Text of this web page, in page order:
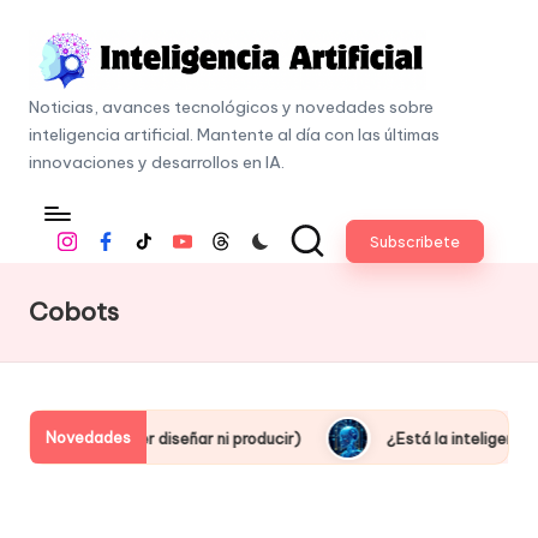
content
I
n
t
e
e
n
c
a
A
Noticias, avances tecnológicos y novedades sobre
inteligencia artificial. Mantente al día con las últimas
innovaciones y desarrollos en IA.
InstagramFacebookTiktokYoutubeThreads Subscribete
Cobots
Novedades
saber diseñar ni producir) ¿Está la inteligencia artificial